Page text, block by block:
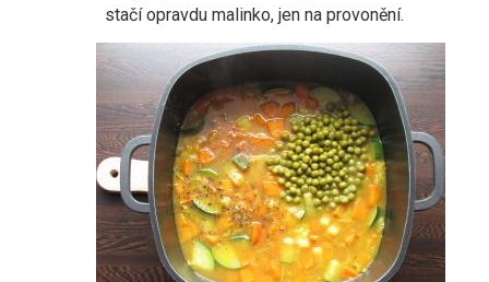
stačí opravdu malinko, jen na provonění.